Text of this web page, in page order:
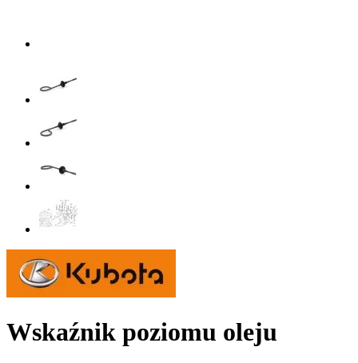
Wskaźnik poziomu oleju